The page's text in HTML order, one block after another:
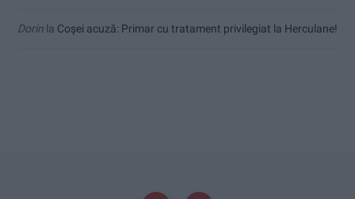
Dorin la Coșei acuză: Primar cu tratament privilegiat la Herculane!